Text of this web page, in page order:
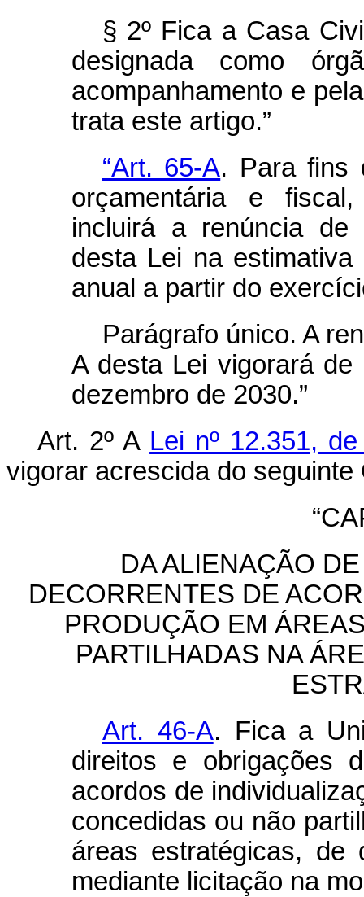
§ 2º Fica a Casa
designada como
acompanhamento e
trata este artigo.”
“Art. 65-A. Para fins
orçamentária e
incluirá a renúncia
desta Lei na
anual a partir do
Parágrafo único. A
A desta Lei vigorará
dezembro de 2030.”
Art. 2º A Lei nº 12.351,
vigorar acrescida do
DA ALIENAÇÃO
DECORRENTES DE
PRODUÇÃO EM
PARTILHADAS NA
Art. 46-A. Fica a
direitos e obrigações
acordos de
concedidas ou não
áreas estratégicas,
mediante licitação na